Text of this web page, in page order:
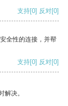
支持[0] 反对[0]
全性的连接，并帮
支持[0] 反对[0]
解决。